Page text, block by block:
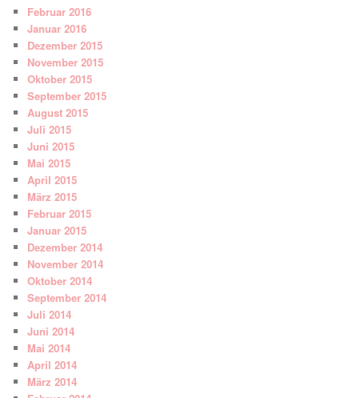
Februar 2016
Januar 2016
Dezember 2015
November 2015
Oktober 2015
September 2015
August 2015
Juli 2015
Juni 2015
Mai 2015
April 2015
März 2015
Februar 2015
Januar 2015
Dezember 2014
November 2014
Oktober 2014
September 2014
Juli 2014
Juni 2014
Mai 2014
April 2014
März 2014